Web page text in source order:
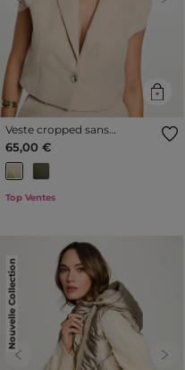
Previous Next
Veste cropped sans
manches beige femme
65,00 €
Top Ventes
Nouvelle Collection
Previous Next